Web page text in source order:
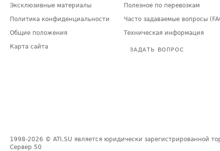
Эксклюзивные материалы
Политика конфиденциальности
Общие положения
Карта сайта
Полезное по перевозкам
Часто задаваемые вопросы
Техническая информация
ЗАДАТЬ ВОПРОС
1998-2026 © ATI.SU является юридически зарегистрированной
Сервер 50